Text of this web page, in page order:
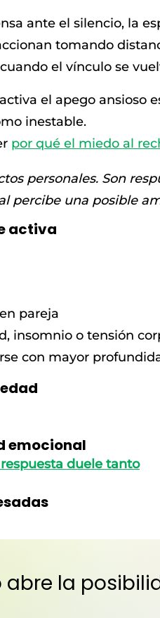
ante el silencio, la
tomando
el vínculo se
el apego ansioso
inestable.
por qué el miedo al
personales. Son
percibe una posible
activa
pareja
insomnio o tensión
con mayor
emocional
duele tanto
la